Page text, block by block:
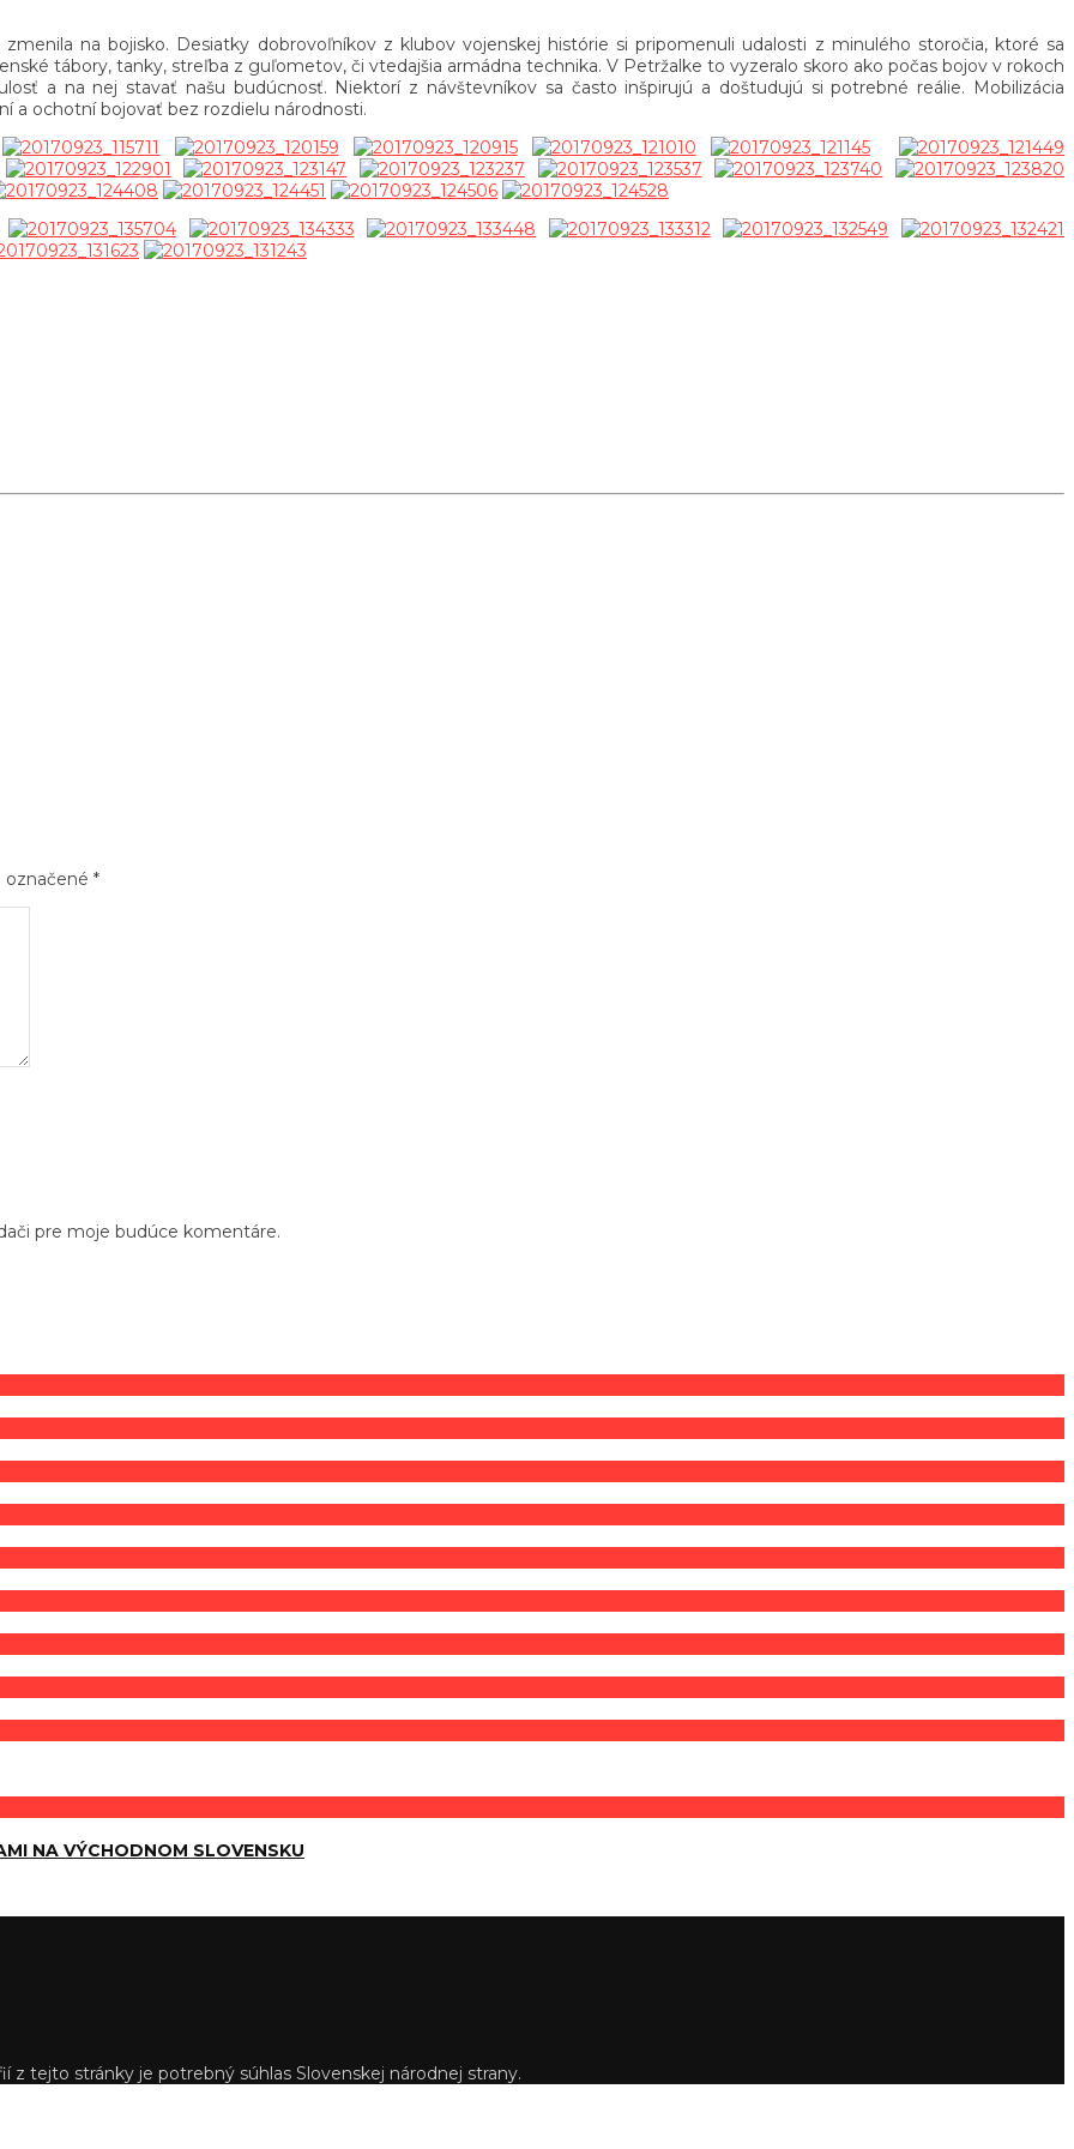
na bojisko. Desiatky dobrovoľníkov z klubov vojenskej histórie si pripomenuli udalosti z minulého storočia, ktoré sa
tábory, tanky, streľba z guľometov, či vtedajšia armádna technika. V Petržalke to vyzeralo skoro ako počas bojov v rokoch
a na nej stavať našu budúcnosť. Niektorí z návštevníkov sa často inšpirujú a doštudujú si potrebné reálie. Mobilizácia
a ochotní bojovať bez rozdielu národnosti.
označené *
pre moje budúce komentáre.
NA VÝCHODNOM SLOVENSKU
z tejto stránky je potrebný súhlas Slovenskej národnej strany.